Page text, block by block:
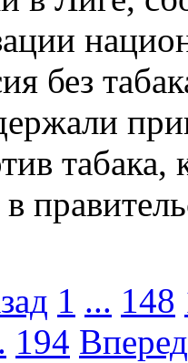
без
табака,
1 ... 148
194 Вперед